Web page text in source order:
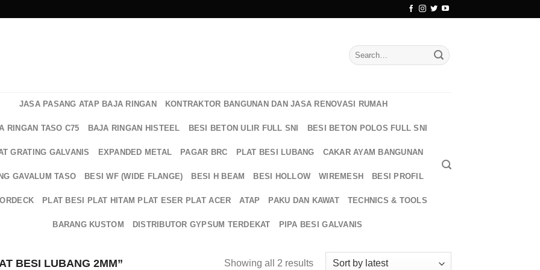
Search
for:
JASA PASANG ATAP BAJA RINGAN KONTRAKTOR BANGUNAN DAN JASA RENOVASI RUMAH
RINGAN TASO C75 BAJA RINGAN HISTEEL BESI BETON ULIR FULL SNI BESI BETON POLOS FULL SNI
GRATING GALVANIS EXPANDED METAL PAGAR BRC PLAT BESI LUBANG CAKAR AYAM BANGUNAN
GAVALUM TASO BESI WF (WIDE FLANGE) BESI H BEAM BESI HOLLOW WIREMESH BESI PROFIL
PLAT BESI PLAT HITAM PLAT ESER PLAT ACER ATAP PAKU DAN KAWAT TECHNICS & TOOLS
BARANG KUSTOM DISTRIBUTOR GYPSUM TERDEKAT PIPA BESI GALVANIS
BESI LUBANG 2MM” Showing all 2 results